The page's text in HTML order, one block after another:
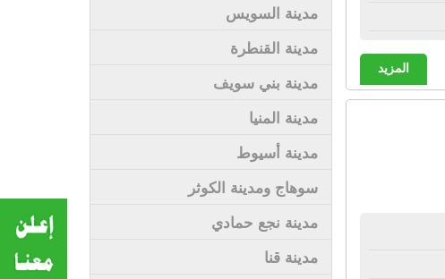
المزيد
مدينة السويس
مدينة القنطرة
مدينة بني سويف
مدينة المنيا
مدينة أسيوط
سوهاج ومدينة الكوثر
مدينة نجع حمادي
مدينة قنا